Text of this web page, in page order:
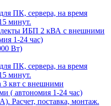
ПК, сервера, на время
минут.
ИБП 2 кВА с внешними
1-24 час)
Вт)
ПК, сервера, на время
минут.
квт с внешними
( автономия 1-24 час)
Расчет, поставка, монтаж.